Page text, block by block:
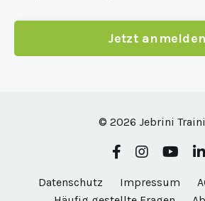
Jetzt
© 2026 Jebrini
Datenschutz Impressum